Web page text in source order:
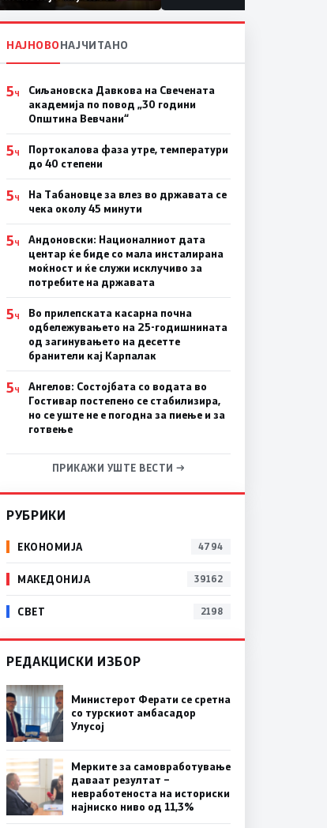
првачиња помалку
НАЈНОВОНАЈЧИТАНО
5Ч
Сиљановска Давкова на Свечената
академија по повод „30 години
Општина Вевчани“
5Ч
Портокалова фаза утре, температури
до 40 степени
5Ч
На Табановце за влез во државата се
чека околу 45 минути
5Ч
Андоновски: Националниот дата
центар ќе биде со мала инсталирана
моќност и ќе служи исклучиво за
потребите на државата
5Ч
Во прилепската касарна почна
одбележувањето на 25-годишнината
од загинувањето на десетте
бранители кај Карпалак
5Ч
Ангелов: Состојбата со водата во
Гостивар постепено се стабилизира,
но се уште не е погодна за пиење и за
готвење
ПРИКАЖИ УШТЕ ВЕСТИ →
РУБРИКИ
ЕКОНОМИЈА 4794
МАКЕДОНИЈА 39162
СВЕТ 2198
РЕДАКЦИСКИ ИЗБОР
Министерот Ферати се сретна
со турскиот амбасадор
Улусој
Мерките за самовработување
даваат резултат –
невработеноста на историски
најниско ниво од 11,3%